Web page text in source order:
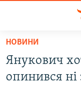
Перейти
основного
матеріалу
ВОДА.КРИМ
НОВИНИ
Янукович
опинився ні